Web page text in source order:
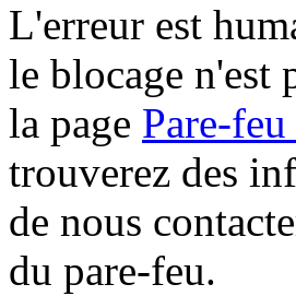
L'erreur est
le blocage n'est
la page Pare-
trouverez des
de nous
du pare-feu.